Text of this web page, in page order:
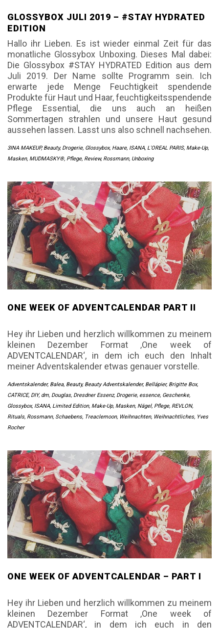
GLOSSYBOX JULI 2019 – #STAY HYDRATED
EDITION
Hallo ihr Lieben. Es ist wieder einmal Zeit für das
monatliche Glossybox Unboxing. Dieses Mal dabei:
Die Glossybox #STAY HYDRATED Edition aus dem
Juli 2019. Der Name sollte Programm sein. Ich
erwarte jede Menge Feuchtigkeit spendende
Produkte für Haut und Haar, feuchtigkeitsspendende
Pflege Essential, die uns auch an heißen
Sommertagen strahlen und unsere Haut gesund
aussehen lassen. Lasst uns also schnell nachsehen.
3INA MAKEUP, Beauty, Drogerie, Glossybox, Haare, ISANA, L'OREAL PARIS, Make-Up,
Masken, MUDMASKY®, Pflege, Review, Rossmann, Unboxing
ONE WEEK OF ADVENTCALENDAR PART II
Hey ihr Lieben und herzlich willkommen zu meinem
kleinen Dezember Format ‚One week of
ADVENTCALENDAR‘, in dem ich euch den Inhalt
meiner Adventskalender etwas genauer vorstelle.
Adventskalender, Balea, Beauty, Beauty Adventskalender, Bellápier, Brigitte Box,
CATRICE, DIY, dm, Douglas, Dresdner Essenz, Drogerie, essence, Geschenke,
Glossybox, ISANA, Limited Edition, Make-Up, Masken, Nägel, Pflege, REVLON,
Rituals, Rossmann, Schaebens, Treaclemoon, Weihnachten, Weihnachtliches, Yves
Rocher
ONE WEEK OF ADVENTCALENDAR – PART I
Hey ihr Lieben und herzlich willkommen zu meinem
kleinen Dezember Format ‚One week of
ADVENTCALENDAR‘, in dem ich euch in den